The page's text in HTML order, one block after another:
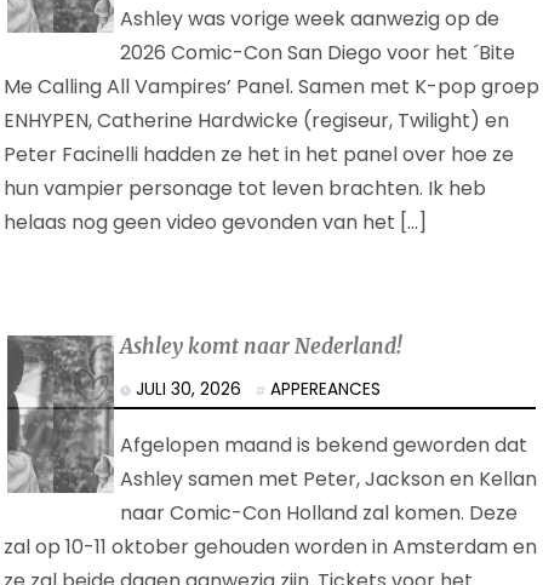
Ashley was vorige week aanwezig op de
2026 Comic-Con San Diego voor het ´Bite
Me Calling All Vampires’ Panel. Samen met K-pop groep
ENHYPEN, Catherine Hardwicke (regiseur, Twilight) en
Peter Facinelli hadden ze het in het panel over hoe ze
hun vampier personage tot leven brachten. Ik heb
helaas nog geen video gevonden van het […]
Ashley komt naar Nederland!
JULI 30, 2026 APPEREANCES
Afgelopen maand is bekend geworden dat
Ashley samen met Peter, Jackson en Kellan
naar Comic-Con Holland zal komen. Deze
zal op 10-11 oktober gehouden worden in Amsterdam en